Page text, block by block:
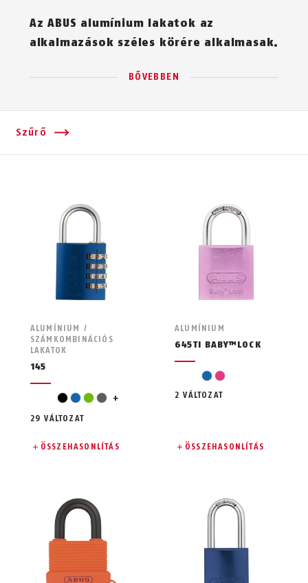
Az ABUS alumínium lakatok az
alkalmazások széles körére alkalmasak.
BŐVEBBEN
Szűrő
ALUMÍNIUM /
SZÁMKOMBINÁCIÓS
LAKATOK
145
fekete
kékzöldszürke
narancssárga
+
29 VÁLTOZAT
ÖSSZEHASONLÍTÁS
ALUMÍNIUM
645TI BABY™LOCK
kékpink
2 VÁLTOZAT
ÖSSZEHASONLÍTÁS